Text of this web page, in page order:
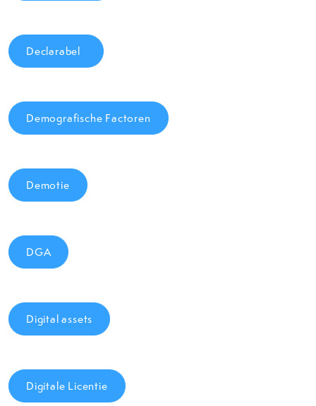
Declarabel
Demografische Factoren
Demotie
DGA
Digital assets
Digitale Licentie